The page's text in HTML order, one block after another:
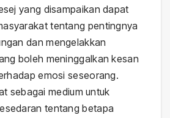
yang disampaikan dapat
tentang pentingnya
dan mengelakkan
boleh meninggalkan kesan
emosi seseorang.
sebagai medium untuk
tentang betapa